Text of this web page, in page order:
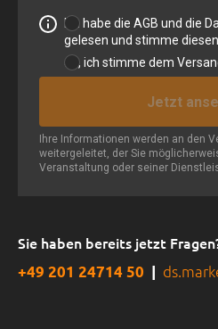
Sie haben bereits jetzt
+49 201 24714 50 |